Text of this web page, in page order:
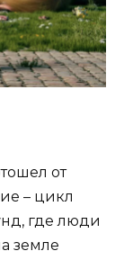
от
– цикл
где люди
земле